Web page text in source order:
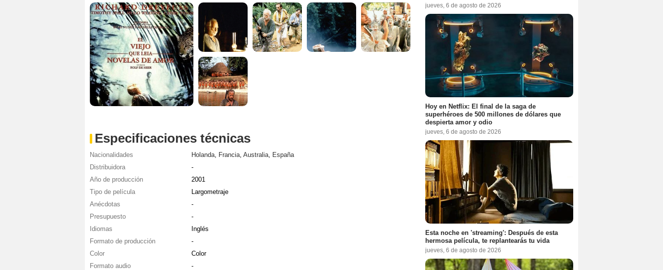
Especificaciones técnicas
Nacionalidades Holanda, Francia, Australia, España
Distribuidora
-
Año de producción
2001
Tipo de película
Largometraje
Anécdotas
-
Presupuesto
-
Idiomas
Inglés
Formato de producción
-
Color
Color
Formato audio
-
jueves, 6 de agosto de 2026
Hoy en Netflix: El final de la saga de
superhéroes de 500 millones de dólares que
despierta amor y odio
jueves, 6 de agosto de 2026
Esta noche en 'streaming': Después de esta
hermosa película, te replantearás tu vida
jueves, 6 de agosto de 2026